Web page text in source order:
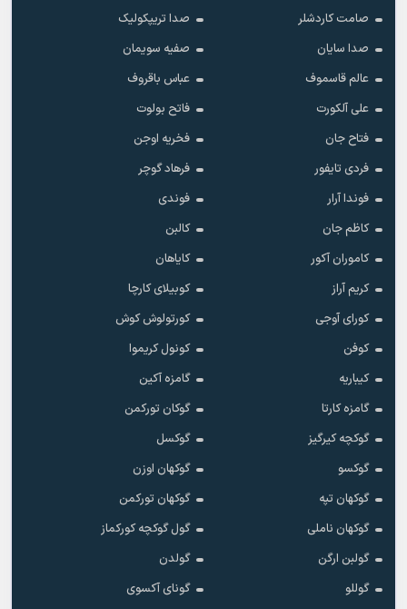
صامت کاردشلر
صدا تریپکولیک
صدا سایان
صفیه سویمان
عالم قاسموف
عباس باقروف
علی آلکورت
فاتح بولوت
فتاح جان
فخریه اوجن
فردی تایفور
فرهاد گوچر
فوندا آرار
فوندی
کاظم جان
کالبن
کاموران آکور
کایاهان
کریم آراز
کوبیلای کارچا
کورای آوجی
کورتولوش کوش
کوفن
کونول کریموا
کیباریه
گامزه آکین
گامزه کارتا
گوکان تورکمن
گوکچه کیرگیز
گوکسل
گوکسو
گوکهان اوزن
گوکهان تپه
گوکهان تورکمن
گوکهان ناملی
گول گوکچه کورکماز
گولبن ارگن
گولدن
گوللو
گونای آکسوی